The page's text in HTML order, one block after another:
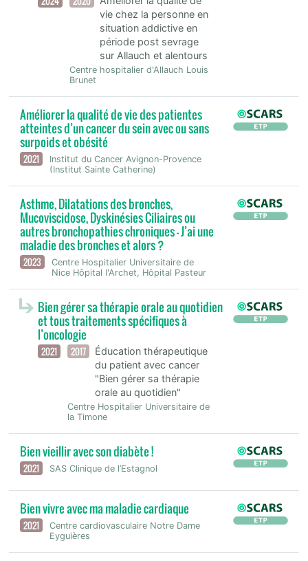
vie chez la personne en
situation addictive en
période post sevrage
sur Allauch et alentours
Centre hospitalier d'Allauch Louis
Brunet
Améliorer la qualité de vie des patientes
atteintes d’un cancer du sein avec ou sans
surpoids et obésité
2021
Institut du Cancer Avignon-Provence
(Institut Sainte Catherine)
Asthme, Dilatations des bronches,
Mucoviscidose, Dyskinésies Ciliaires ou
autres bronchopathies chroniques - J’ai une
maladie des bronches et alors ?
2023
Centre Hospitalier Universitaire de
Nice Hôpital l'Archet, Hôpital Pasteur
Bien gérer sa thérapie orale au quotidien
et tous traitements spécifiques à
l’oncologie
2021 2017
Éducation thérapeutique
du patient avec cancer
"Bien gérer sa thérapie
orale au quotidien"
Centre Hospitalier Universitaire de
la Timone
Bien vieillir avec son diabète !
2021 SAS Clinique de l’Estagnol
Bien vivre avec ma maladie cardiaque
2021
Centre cardiovasculaire Notre Dame
Eyguières